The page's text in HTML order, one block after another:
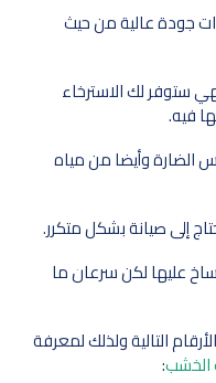
ذات جودة عالية من حيث
ستوفر لك الاسترخاء
فيه.
وأيضا من مياه
إلى صيانة بشكل متكرر.
عليها لكن سرعان ما
التالية ولذلك لمعرفة
الخشب: